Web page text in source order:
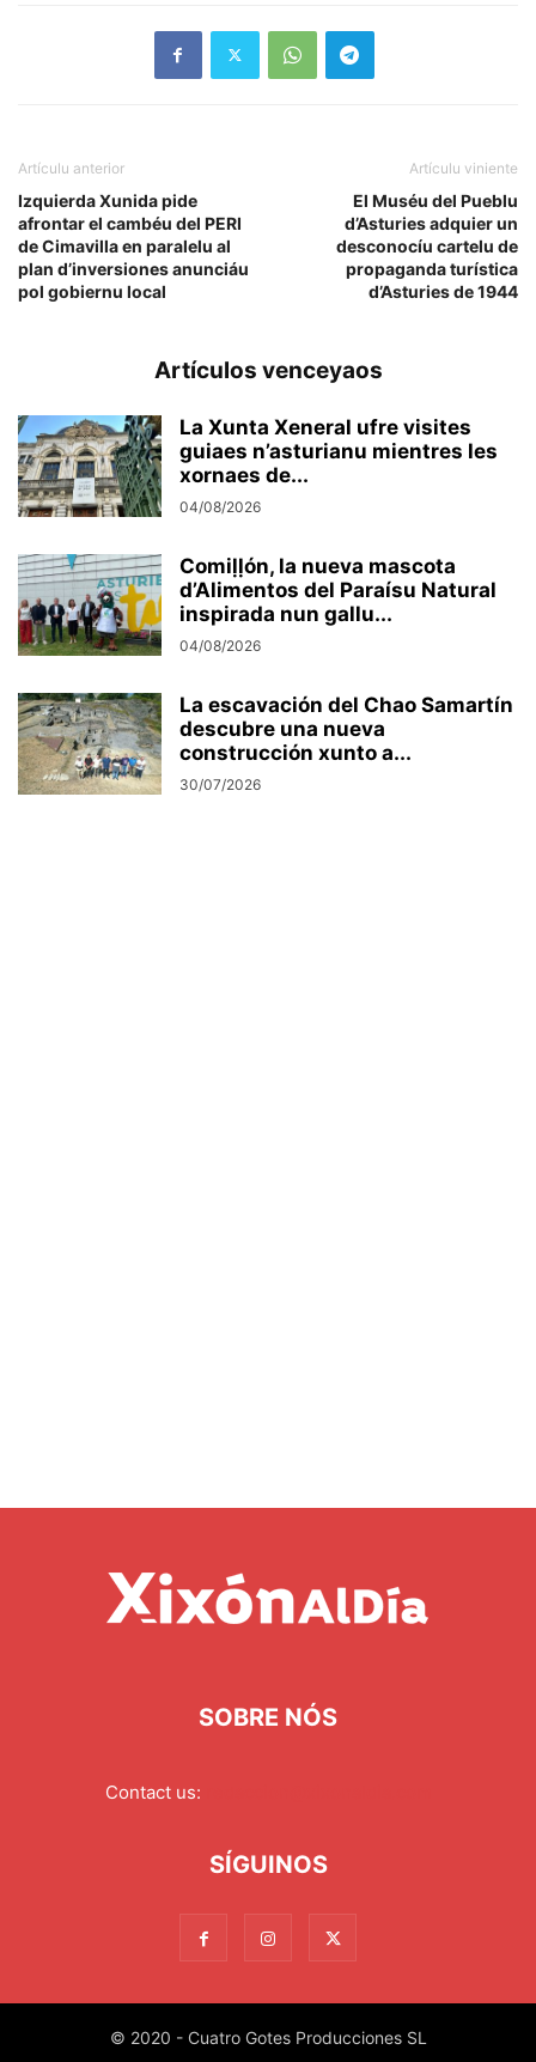
Artículu anterior
Izquierda Xunida pide
afrontar el cambéu del PERI
de Cimavilla en paralelu al
plan d’inversiones anunciáu
pol gobiernu local
Artículu viniente
El Muséu del Pueblu
d’Asturies adquier un
desconocíu cartelu de
propaganda turística
d’Asturies de 1944
Artículos venceyaos
La Xunta Xeneral ufre visites
guiaes n’asturianu mientres les
xornaes de...
04/08/2026
Comiḷḷón, la nueva mascota
d’Alimentos del Paraísu Natural
inspirada nun gallu...
04/08/2026
La escavación del Chao Samartín
descubre una nueva
construcción xunto a...
30/07/2026
SOBRE NÓS
Contact us:
SÍGUINOS
© 2020 - Cuatro Gotes Producciones SL